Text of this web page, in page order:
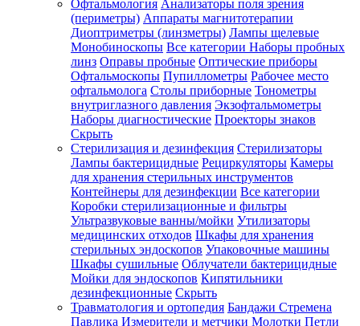
Офтальмология Анализаторы поля зрения
(периметры) Аппараты магнитотерапии
Диоптриметры (линзметры) Лампы щелевые
Монобиноскопы Все категории Наборы пробных
линз Оправы пробные Оптические приборы
Офтальмоскопы Пупиллометры Рабочее место
офтальмолога Столы приборные Тонометры
внутриглазного давления Экзофтальмометры
Наборы диагностические Проекторы знаков
Скрыть
Стерилизация и дезинфекция Стерилизаторы
Лампы бактерицидные Рециркуляторы Камеры
для хранения стерильных инструментов
Контейнеры для дезинфекции Все категории
Коробки стерилизационные и фильтры
Ультразвуковые ванны/мойки Утилизаторы
медицинских отходов Шкафы для хранения
стерильных эндоскопов Упаковочные машины
Шкафы сушильные Облучатели бактерицидные
Мойки для эндоскопов Кипятильники
дезинфекционные Скрыть
Травматология и ортопедия Бандажи Стремена
Павлика Измерители и метчики Молотки Петли